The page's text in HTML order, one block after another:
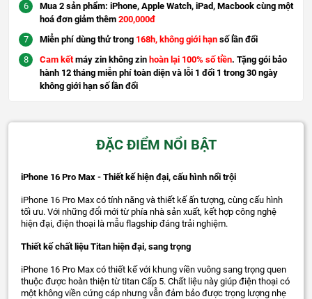
Mua 2 sản phẩm: iPhone, Apple Watch, iPad, Macbook cùng một
hoá đơn giảm thêm 200,000đ
Miễn phí dùng thử trong 168h, không giới hạn số lần đổi
Cam kếtmáy zin không zin hoàn lại 100% số tiền. Tặng gói bảo
hành 12 tháng miễn phí toàn diện và lỗi 1 đổi 1 trong 30 ngày
không giới hạn số lần đổi
ĐẶC ĐIỂM NỔI BẬT
iPhone 16 Pro Max - Thiết kế hiện đại, cấu hình nổi trội
iPhone 16 Pro Max có tính năng và thiết kế ấn tượng, cùng cấu hình
tối ưu. Với những đổi mới từ phía nhà sản xuất, kết hợp công nghệ
hiện đại, điện thoại là mẫu flagship đáng trải nghiệm.
Thiết kế chất liệu Titan hiện đại, sang trọng
iPhone 16 Pro Max có thiết kế với khung viền vuông sang trọng quen
thuộc được hoàn thiện từ titan Cấp 5. Chất liệu này giúp điện thoại có
một không viền cứng cáp nhưng vẫn đảm bảo được trọng lượng nhẹ